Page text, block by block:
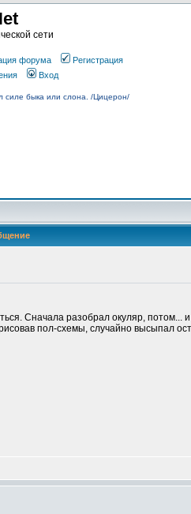
сети
форума
Регистрация
Вход
силе быка или слона. /Цицерон/
Сначала разобрал окуляр,
пол-схемы, случайно высыпал